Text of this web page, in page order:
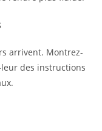
arrivent. Montrez-
des instructions